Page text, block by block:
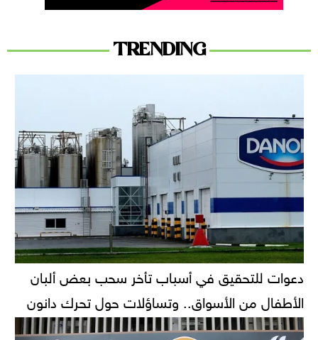
TRENDING
دعوات للتحقيق في أسباب تأخر سحب بعض ألبان
الأطفال من الأسواق.. وتساؤلات حول تحرك دانون